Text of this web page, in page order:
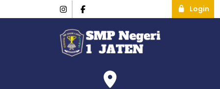
Login